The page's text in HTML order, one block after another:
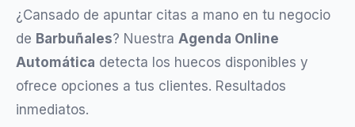
¿Cansado de apuntar citas a mano en tu negocio
de Barbuñales? Nuestra Agenda Online
Automática detecta los huecos disponibles y
ofrece opciones a tus clientes. Resultados
inmediatos.